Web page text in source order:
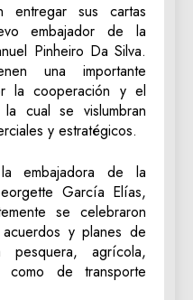
entregar sus cartas
embajador de la
Pinheiro Da Silva.
una importante
la cooperación y el
cual se vislumbran
y estratégicos.
la embajadora de la
García Elías,
se celebraron
y planes de
pesquera, agrícola,
como de transporte